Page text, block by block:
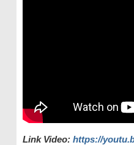
Link Video: https://